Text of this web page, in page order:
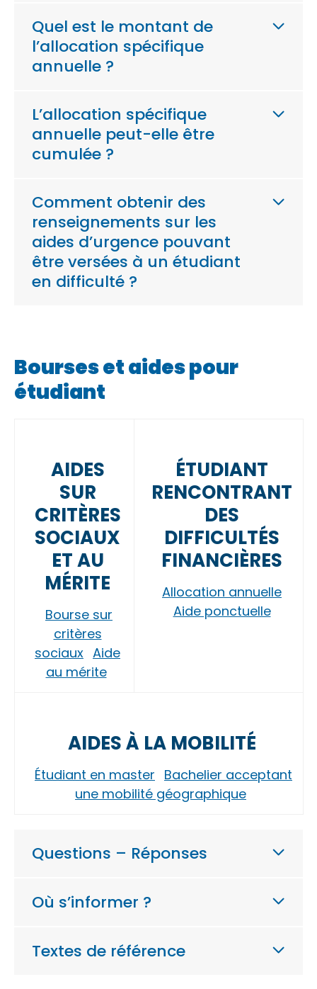
Quel est le montant de
l’allocation spécifique
annuelle ?
L’allocation spécifique
annuelle peut-elle être
cumulée ?
Comment obtenir des
renseignements sur les
aides d’urgence pouvant
être versées à un étudiant
en difficulté ?
Bourses et aides pour
étudiant
AIDES
SUR
CRITÈRES
SOCIAUX
ET AU
MÉRITE
Bourse sur
critères
sociaux Aide
au mérite
ÉTUDIANT
RENCONTRANT
DES
DIFFICULTÉS
FINANCIÈRES
Allocation annuelle
Aide ponctuelle
AIDES À LA MOBILITÉ
Étudiant en master Bachelier acceptant
une mobilité géographique
Questions – Réponses
Où s’informer ?
Textes de référence